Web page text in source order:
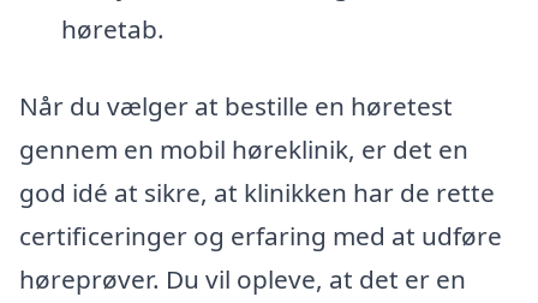
høretab.
Når du vælger at bestille en høretest
gennem en mobil høreklinik, er det en
god idé at sikre, at klinikken har de rette
certificeringer og erfaring med at udføre
høreprøver. Du vil opleve, at det er en